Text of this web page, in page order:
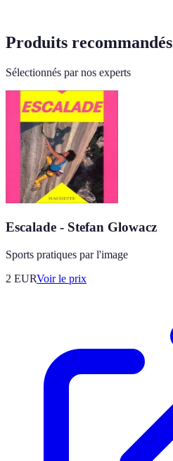
Produits recommandés
Sélectionnés par nos experts
Escalade - Stefan Glowacz
Sports pratiques par l'image
2 EURVoir le prix